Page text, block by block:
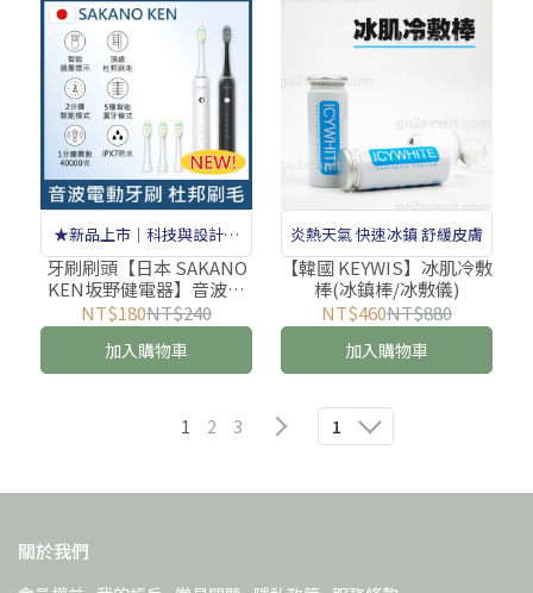
★新品上市｜科技與設計兼
具的智慧潔牙首選★
牙刷刷頭【日本 SAKANO
KEN坂野健電器】音波電
動牙刷 杜邦刷毛
NT$180NT$240
加入購物車
炎熱天氣 快速冰鎮 舒緩皮膚
【韓國 KEYWIS】冰肌冷敷
棒(冰鎮棒/冰敷儀)
NT$460NT$880
加入購物車
1 2 3 1
關於我們